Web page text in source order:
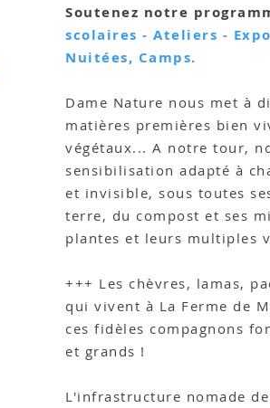
Soutenez notre
scolaires - Ateliers -
Nuitées, Camps.
Dame Nature nous met à
matières premières bien
végétaux... A notre tour,
sensibilisation adapté à
et invisible, sous toutes
terre, du compost et ses
plantes et leurs multiples
+++ Les chèvres, lamas,
qui vivent à La Ferme de
ces fidèles compagnons
et grands !
L'infrastructure nomade